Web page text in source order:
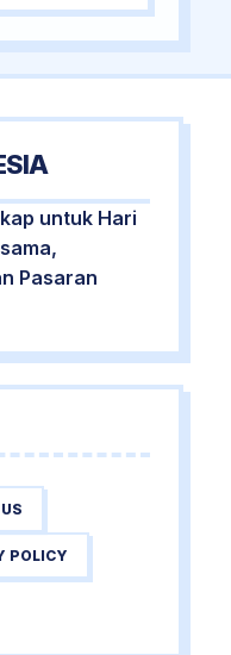
untuk Hari
Pasaran
POLICY